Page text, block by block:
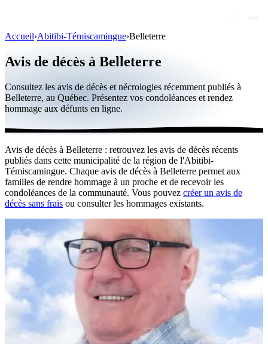
Personnalités publiques
Québec
Canada
International
Par région
Par ville
Maisons funéraires
Blog
Publier un avis
Recherche
Accueil›Abitibi-Témiscamingue›Belleterre
Avis de décès à Belleterre
Consultez les avis de décès et nécrologies récemment publiés à
Belleterre, au Québec. Présentez vos condoléances et rendez
hommage aux défunts en ligne.
Avis de décès à Belleterre : retrouvez les avis de décès récents
publiés dans cette municipalité de la région de l'Abitibi-
Témiscamingue. Chaque avis de décès à Belleterre permet aux
familles de rendre hommage à un proche et de recevoir les
condoléances de la communauté. Vous pouvez créer un avis de
décès sans frais ou consulter les hommages existants.